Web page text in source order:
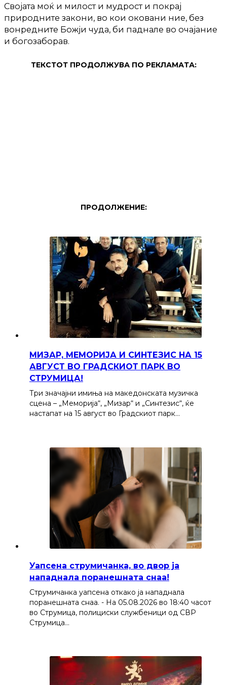
Својата моќ и милост и мудрост и покрај
природните закони, во кои оковани ние, без
вонредните Божји чуда, би паднале во очајание
и богозаборав.
ТЕКСТОТ ПРОДОЛЖУВА ПО РЕКЛАМАТА:
ПРОДОЛЖЕНИЕ:
МИЗАР, МЕМОРИЈА И СИНТЕЗИС НА 15
АВГУСТ ВО ГРАДСКИОТ ПАРК ВО
СТРУМИЦА!
Три значајни имиња на македонската музичка
сцена – „Меморија“, „Мизар“ и „Синтезис“, ќе
настапат на 15 август во Градскиот парк…
Уапсена струмичанка, во двор ја
нападнала поранешната снаа!
Струмичанка уапсена откако ја нападнала
поранешната снаа. - На 05.08.2026 во 18:40 часот
во Струмица, полициски службеници од СВР
Струмица…